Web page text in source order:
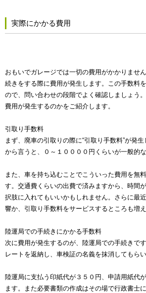
実際にかかる費用
おもいでガレージでは一切の費用がかかりませ
続きをする際に費用が発生します。この手数料
ので、問い合わせの段階でよく確認しましょう
費用が発生するのかをご紹介します。
引取り手数料
まず、廃車の引取りの際に“引取り手数料”が発
から言うと、０～１００００円くらいが一般的な
また、車を持ち込むことでこういった費用を無
す。交通費くらいの出費で済みますから、時間
択肢に入れてもいいかもしれません。さらに最
響か、引取り手数料をサービスするところも増え
陸運局での手続きにかかる手数料
次に費用が発生するのが、陸運局での手続きで
レートを返納し、車検証の名義を抹消してもらい
陸運局に支払う印紙代が３５０円、申請用紙代
ます。また必要書類の作成はその場で行政書士